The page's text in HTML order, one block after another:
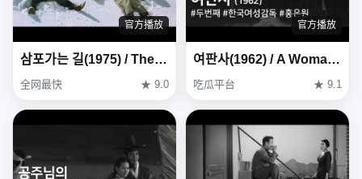
官方播放
삼포가는 길(1975) / The Road to Sampo (Sampoganeun gil)
全网最快 ★ 9.0
官方播放
여판사(1962) / A Woman Judge ( Yeopansa )
吃瓜平台 ★ 9.1